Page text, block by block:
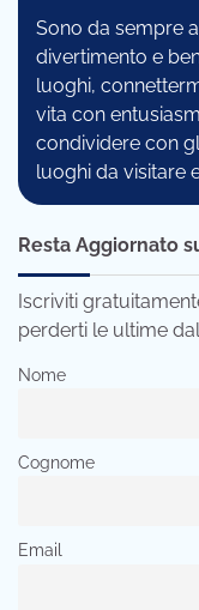
Sono da sempre
divertimento e
luoghi,
vita con
condividere con
luoghi da visitare
Resta Aggiornato
Iscriviti
perderti le ultime
Nome
Cognome
Email